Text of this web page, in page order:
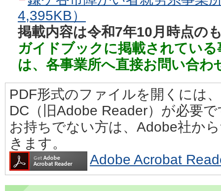
4,395KB）
掲載内容は令和7年10月時点の
ガイドブックに掲載されてい
は、各事業所へ直接お問い合わ
PDF形式のファイルを開くには
DC（旧Adobe Reader）が必要
お持ちでない方は、Adobe社か
きます。
Adobe Acrobat